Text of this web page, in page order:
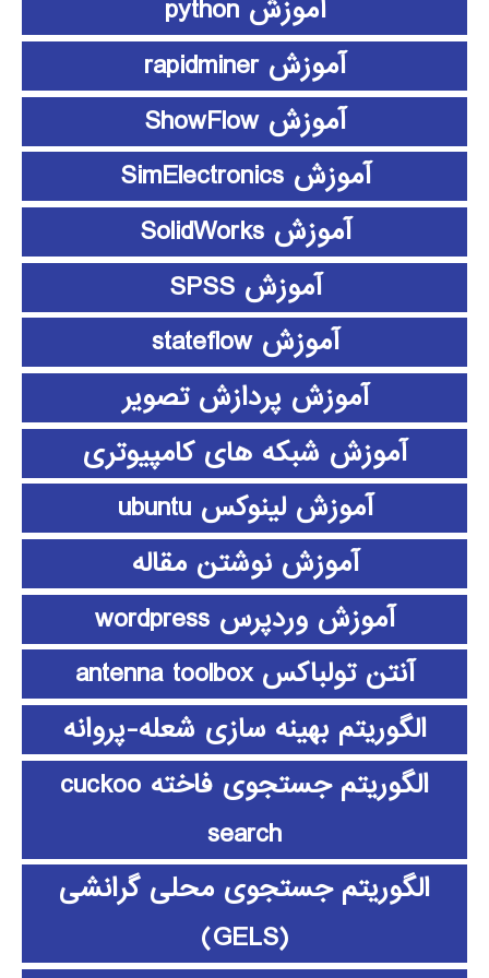
آموزش python
آموزش rapidminer
آموزش ShowFlow
آموزش SimElectronics
آموزش SolidWorks
آموزش SPSS
آموزش stateflow
آموزش پردازش تصویر
آموزش شبکه های کامپیوتری
آموزش لینوکس ubuntu
آموزش نوشتن مقاله
آموزش وردپرس wordpress
آنتن تولباکس antenna toolbox
الگوریتم بهینه سازی شعله-پروانه
الگوریتم جستجوی فاخته cuckoo
search
الگوریتم جستجوی محلی گرانشی
(GELS)